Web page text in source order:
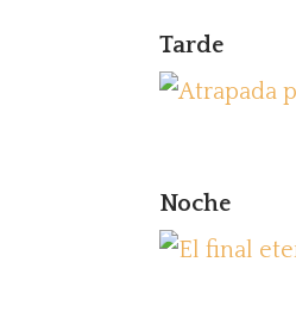
Tarde
Noche